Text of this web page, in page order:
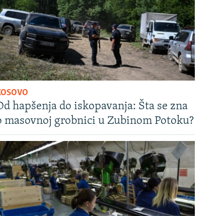
hapšenja do iskopavanja: Šta se zna
masovnoj grobnici u Zubinom Potoku?